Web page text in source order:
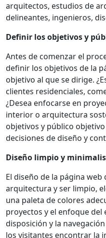
arquitectos, estudios de
delineantes, ingenieros,
Definir los objetivos y
Antes de comenzar el
definir los objetivos de la
objetivo al que se dirige.
clientes residenciales,
¿Desea enfocarse en
interior o arquitectura
objetivos y público
decisiones de diseño y
Diseño limpio y
El diseño de la página
arquitectura y ser limpio,
una paleta de colores
proyectos y el enfoque del
disposición y la
los visitantes encontrar la